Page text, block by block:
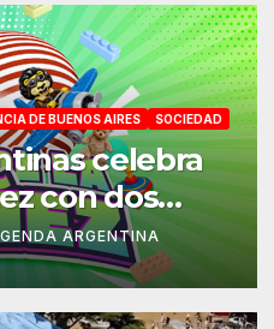
DE BUENOS AIRES SOCIEDAD
celebra
con dos
ARGENTINA